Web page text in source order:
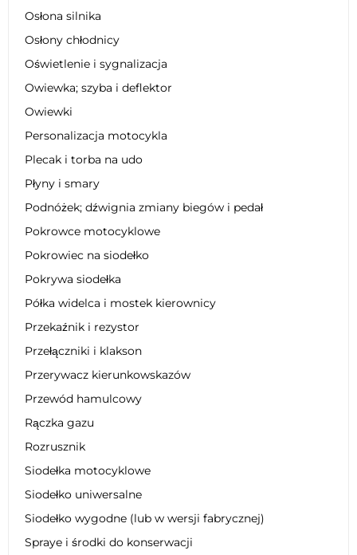
Osłona silnika
Osłony chłodnicy
Oświetlenie i sygnalizacja
Owiewka; szyba i deflektor
Owiewki
Personalizacja motocykla
Plecak i torba na udo
Płyny i smary
Podnóżek; dźwignia zmiany biegów i pedał
Pokrowce motocyklowe
Pokrowiec na siodełko
Pokrywa siodełka
Półka widelca i mostek kierownicy
Przekaźnik i rezystor
Przełączniki i klakson
Przerywacz kierunkowskazów
Przewód hamulcowy
Rączka gazu
Rozrusznik
Siodełka motocyklowe
Siodełko uniwersalne
Siodełko wygodne (lub w wersji fabrycznej)
Spraye i środki do konserwacji